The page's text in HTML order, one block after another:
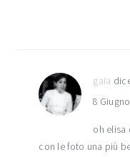
gaia
8
oh elisa
con le foto una più